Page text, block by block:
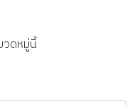
วดหมู่นี้